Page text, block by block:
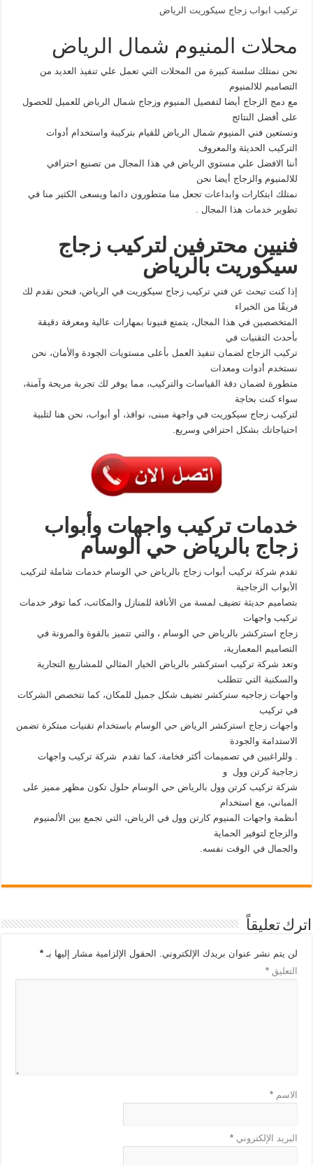
تركيب ابواب زجاج سيكوريت الرياض
محلات المنيوم شمال الرياض
نحن نمتلك سلسة كبيرة من المحلات التي تعمل علي تنفيذ العديد من
التصاميم للالمنيوم
مع دمج الزجاج أيضا لتفصيل المنيوم وزجاج شمال الرياض للعميل للحصول
على أفضل النتائج
ونستعين فني المنيوم شمال الرياض للقيام بتركيبة واستخدام أدوات
التركيب الحديثة والمعروف
أننا الافضل علي مستوي الرياض في هذا المجال من تصنيع احترافي
للالمنيوم والزجاج أيضا نحن
نمتلك ابتكارات وابداعات تجعل منا متطورون دائما ويسعى الكثير منا في
تطوير خدمات هذا المجال .
فنيين محترفين لتركيب زجاج
سيكوريت بالرياض
إذا كنت تبحث عن فني تركيب زجاج سيكوريت في الرياض، فنحن نقدم لك
فريقًا من الخبراء
المتخصصين في هذا المجال، يتمتع فنيونا بمهارات عالية ومعرفة دقيقة
بأحدث التقنيات في
تركيب الزجاج لضمان تنفيذ العمل بأعلى مستويات الجودة والأمان، نحن
نستخدم أدوات ومعدات
متطورة لضمان دقة القياسات والتركيب، مما يوفر لك تجربة مريحة وآمنة،
سواء كنت بحاجة
لتركيب زجاج سيكوريت في واجهة مبنى، نوافذ، أو أبواب، نحن هنا لتلبية
احتياجاتك بشكل احترافي وسريع.
خدمات تركيب واجهات وأبواب
زجاج بالرياض حي الوسام
تقدم شركة تركيب أبواب زجاج بالرياض حي الوسام خدمات شاملة لتركيب
الأبواب الزجاجية
بتصاميم حديثة تضيف لمسة من الأناقة للمنازل والمكاتب، كما توفر خدمات
تركيب واجهات
زجاج استركشر بالرياض حي الوسام ، والتي تتميز بالقوة والمرونة في
التصاميم المعمارية،
وتعد شركة تركيب استركشر بالرياض الخيار المثالي للمشاريع التجارية
والسكنية التي تتطلب
واجهات زجاجيه ستركشر تضيف شكل جميل للمكان، كما تتخصص الشركات
في تركيب
واجهات زجاج استركشر الرياض حي الوسام باستخدام تقنيات مبتكرة تضمن
الاستدامة والجودة
. وللراغبين في تصميمات أكثر فخامة، كما تقدم شركة تركيب واجهات
زجاجية كرتن وول و
شركة تركيب كرتن وول بالرياض حي الوسام حلول تكون مظهر مميز على
المباني، مع استخدام
أنظمة واجهات المنيوم كارتن وول في الرياض، التي تجمع بين الألمنيوم
والزجاج لتوفير الحماية
والجمال في الوقت نفسه.
اترك تعليقاً
لن يتم نشر عنوان بريدك الإلكتروني. الحقول الإلزامية مشار إليها بـ*
التعليق*
الاسم*
البريد الإلكتروني*